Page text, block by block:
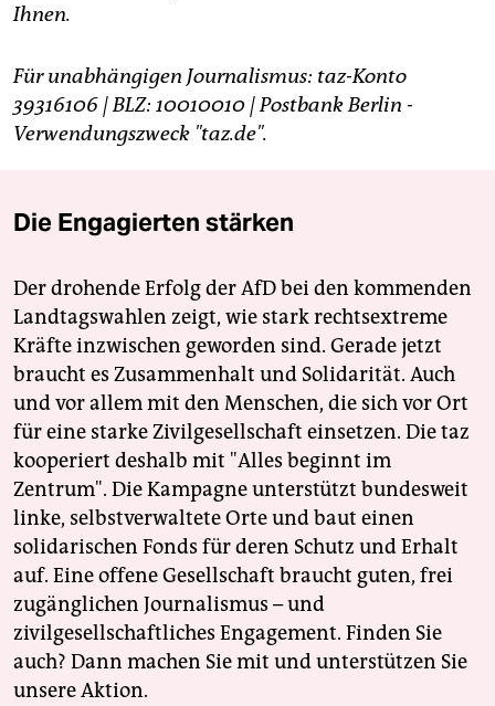
Ihnen.
Für unabhängigen Journalismus: taz-Konto
39316106 | BLZ: 10010010 | Postbank Berlin -
Verwendungszweck "taz.de".
Die Engagierten stärken
Der drohende Erfolg der AfD bei den kommenden
Landtagswahlen zeigt, wie stark rechtsextreme
Kräfte inzwischen geworden sind. Gerade jetzt
braucht es Zusammenhalt und Solidarität. Auch
und vor allem mit den Menschen, die sich vor Ort
für eine starke Zivilgesellschaft einsetzen. Die taz
kooperiert deshalb mit "Alles beginnt im
Zentrum". Die Kampagne unterstützt bundesweit
linke, selbstverwaltete Orte und baut einen
solidarischen Fonds für deren Schutz und Erhalt
auf. Eine offene Gesellschaft braucht guten, frei
zugänglichen Journalismus – und
zivilgesellschaftliches Engagement. Finden Sie
auch? Dann machen Sie mit und unterstützen Sie
unsere Aktion.